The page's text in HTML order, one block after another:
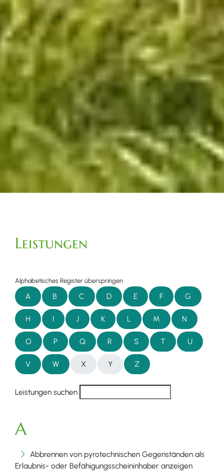
Leistungen
Alphabetisches Register überspringen
A B C D E F G
H I J K L M N
O P Q R S T U
V W X Y Z
Leistungen suchen
A
Abbrennen von pyrotechnischen Gegenständen als
Erlaubnis- oder Befähigungsscheininhaber anzeigen